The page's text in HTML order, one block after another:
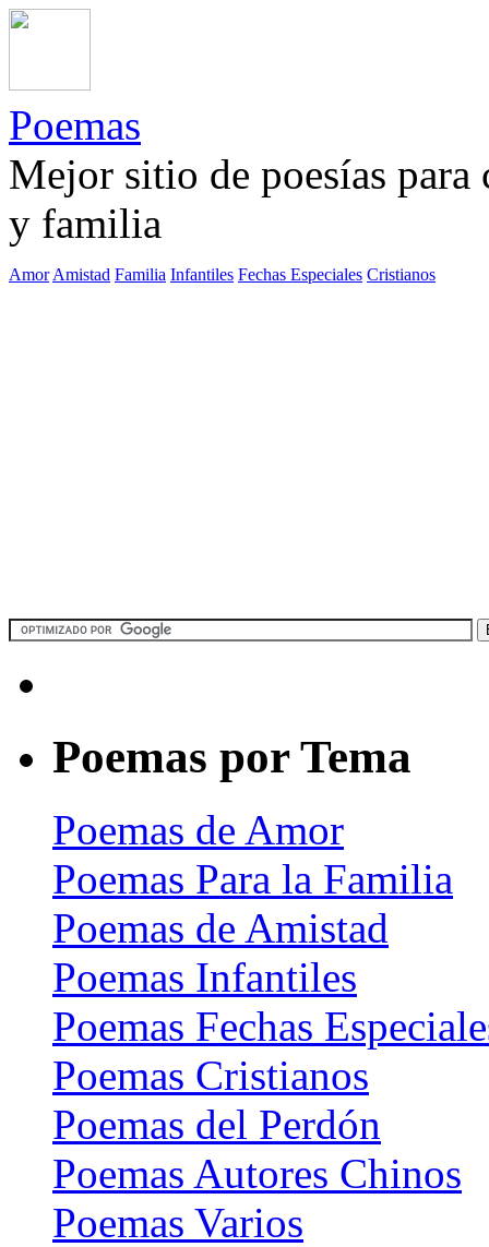
Poemas
Mejor sitio de poesías
y familia
Amor Amistad Familia Infantiles Fechas Especiales Cristianos
Poemas por Tema
Poemas de Amor
Poemas Para la Familia
Poemas de Amistad
Poemas Infantiles
Poemas Fechas
Poemas Cristianos
Poemas del Perdón
Poemas Autores Chinos
Poemas Varios